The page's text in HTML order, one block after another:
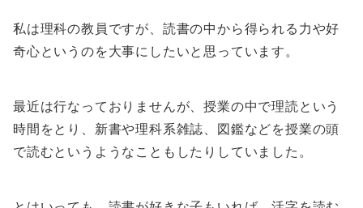
私は理科の教員ですが、読書の中から得られる力や好
奇心というのを大事にしたいと思っています。
最近は行なっておりませんが、授業の中で理読という
時間をとり、新書や理科系雑誌、図鑑などを授業の頭
で読むというようなこともしたりしていました。